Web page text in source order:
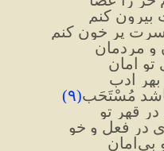
بیرون کنم
پر خون کنم
و مردمان
مُسْتَحَب(۹)